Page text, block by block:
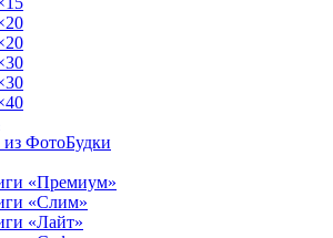
ФотоБудки
«Премиум»
«Слим»
«Лайт»